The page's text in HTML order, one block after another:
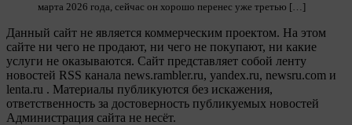
марта 2026 года, сейчас он хорошо перенес уже третью […]
Данный сайт не является коммерческим проектом. На этом
сайте ни чего не продают, ни чего не покупают, ни какие
услуги не оказываются. Сайт представляет собой ленту
новостей RSS канала news.rambler.ru, yandex.ru, newsru.com и
lenta.ru . Материалы публикуются без искажения,
ответственность за достоверность публикуемых новостей
Администрация сайта не несёт.